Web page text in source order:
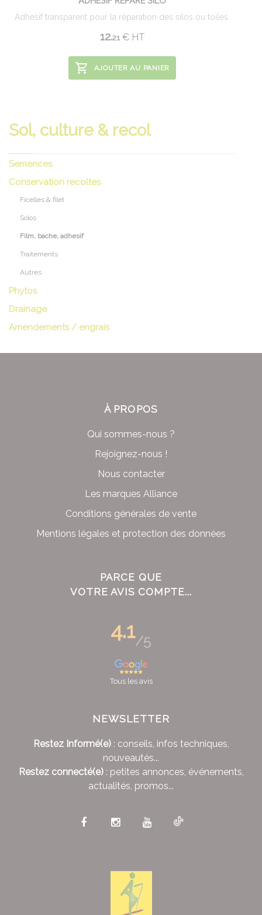
Adhesif transparent pour la réparation des silos ou toiles.
12.21 €HT
AJOUTER AU PANIER
Sol, culture & recol
Semences
Conservation recoltes
Ficelles & filet
Solos
Film, bache, adhesif
Traitements
Autres
Phytos
Drainage
Amendements / engrais
À PROPOS
Qui sommes-nous ?
Rejoignez-nous !
Nous contacter
Les marques Alliance
Conditions générales de vente
Mentions légales et protection des données
PARCE QUE
VOTRE AVIS COMPTE...
4.1/5
Tous les avis
NEWSLETTER
Restez Informé(e): conseils, infos techniques,
nouveautés...
Restez connecté(e): petites annonces, événements,
actualités, promos...